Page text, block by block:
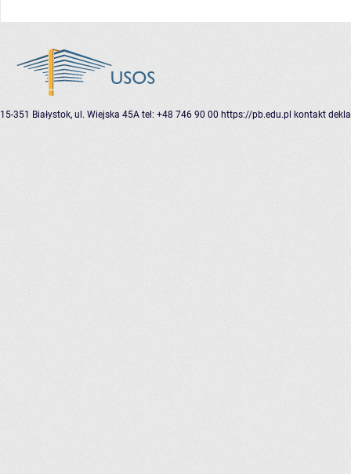
15-351 Białystok, ul. Wiejska 45A tel: +48 746 90 00 https://pb.edu.pl kontakt